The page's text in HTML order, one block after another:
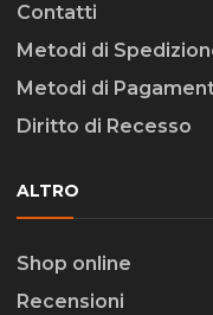
Contatti
Metodi di
Metodi di
Diritto di Recesso
ALTRO
Shop online
Recensioni